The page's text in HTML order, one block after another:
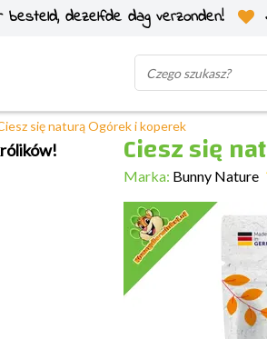
besteld, dezelfde dag verzonden!
magazynu
się naturą Ogórek i koperek
Ciesz się
Marka: Bunny Nature